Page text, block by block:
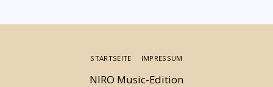
NIRO Music-Edition
STARTSEITE IMPRESSUM